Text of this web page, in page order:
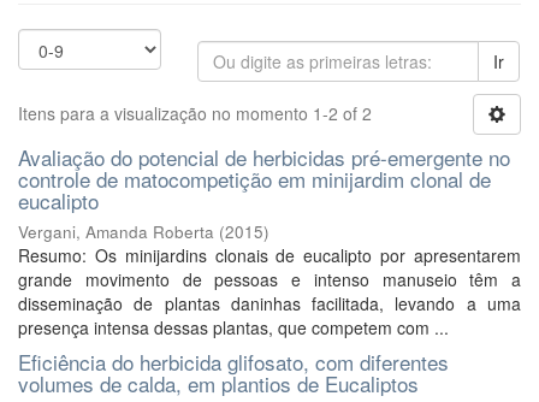
Ir
Itens para a visualização no momento 1-2 of 2
Avaliação do potencial de herbicidas pré-emergente no
controle de matocompetição em minijardim clonal de
eucalipto
Vergani, Amanda Roberta (2015)
Resumo: Os minijardins clonais de eucalipto por apresentarem
grande movimento de pessoas e intenso manuseio têm a
disseminação de plantas daninhas facilitada, levando a uma
presença intensa dessas plantas, que competem com ...
Eficiência do herbicida glifosato, com diferentes
volumes de calda, em plantios de Eucaliptos